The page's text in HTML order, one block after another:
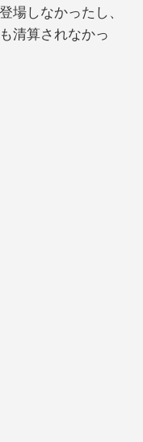
場しなかったし、
清算されなかっ